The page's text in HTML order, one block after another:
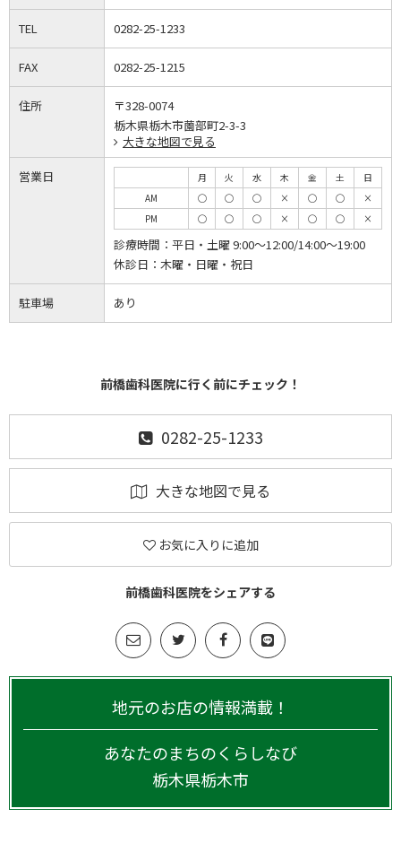
TEL 0282-25-1233
FAX 0282-25-1215
住所
〒328-0074
栃木県栃木市薗部町2-3-3
大きな地図で見る
営業日 月 火 水 木 金 土
日
AM
◯ ◯ ◯ × ◯ ◯
×
PM
◯ ◯ ◯ × ◯ ◯ ×
診療時間： 平日・土曜 9:00～12:00/14:00～19:00
休診日： 木曜・日曜・祝日
駐車場 あり
前橋歯科医院に行く前にチェック！
0282-25-1233
大きな地図で見る
お気に入りに追加
前橋歯科医院をシェアする
地元のお店の情報満載！
あなたのまちのくらしなび
栃木県栃木市